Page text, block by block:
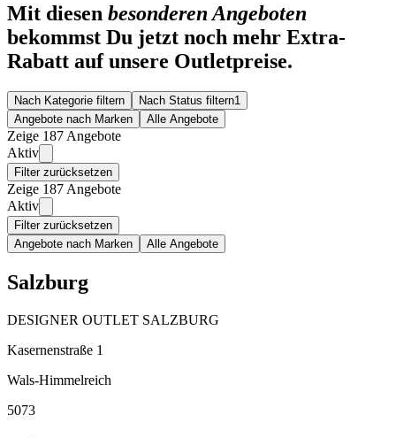
Mit diesen besonderen Angeboten
bekommst Du jetzt noch mehr Extra-
Rabatt auf unsere Outletpreise.
Nach Kategorie filtern Nach Status filtern1
Angebote nach Marken
Alle Angebote
Zeige 187 Angebote
Aktiv
Filter zurücksetzen
Zeige 187 Angebote
Aktiv
Filter zurücksetzen
Angebote nach Marken
Alle Angebote
Salzburg
DESIGNER OUTLET SALZBURG
Kasernenstraße 1
Wals-Himmelreich
5073